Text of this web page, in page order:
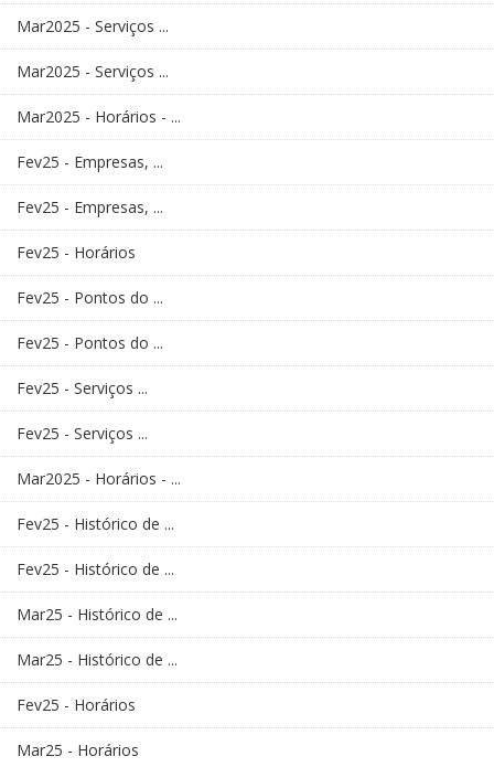
Mar2025 - Serviços ...
Mar2025 - Serviços ...
Mar2025 - Horários - ...
Fev25 - Empresas, ...
Fev25 - Empresas, ...
Fev25 - Horários
Fev25 - Pontos do ...
Fev25 - Pontos do ...
Fev25 - Serviços ...
Fev25 - Serviços ...
Mar2025 - Horários - ...
Fev25 - Histórico de ...
Fev25 - Histórico de ...
Mar25 - Histórico de ...
Mar25 - Histórico de ...
Fev25 - Horários
Mar25 - Horários